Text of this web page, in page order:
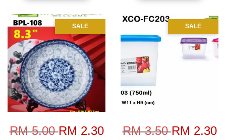
SALE
RM 5.00RM 2.30
SALE
RM 3.50RM 2.30